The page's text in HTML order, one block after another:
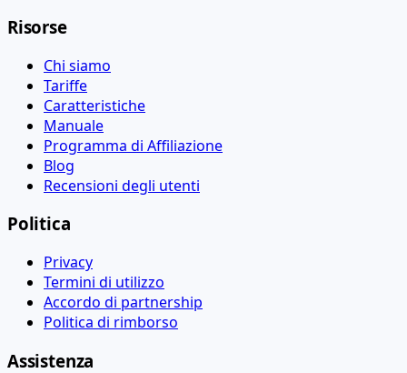
Risorse
Chi siamo
Tariffe
Caratteristiche
Manuale
Programma di Affiliazione
Blog
Recensioni degli utenti
Politica
Privacy
Termini di utilizzo
Accordo di partnership
Politica di rimborso
Assistenza